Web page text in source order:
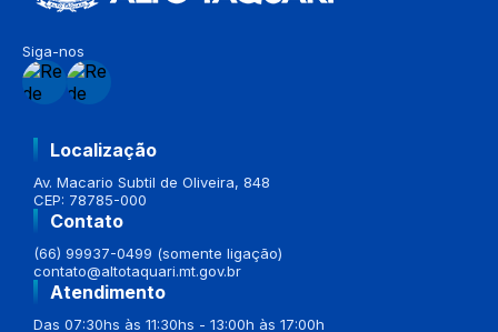
Siga-nos
Localização
Av. Macario Subtil de Oliveira, 848
CEP: 78785-000
Contato
(66) 99937-0499 (somente ligação)
contato@altotaquari.mt.gov.br
Atendimento
Das 07:30hs às 11:30hs - 13:00h às 17:00h